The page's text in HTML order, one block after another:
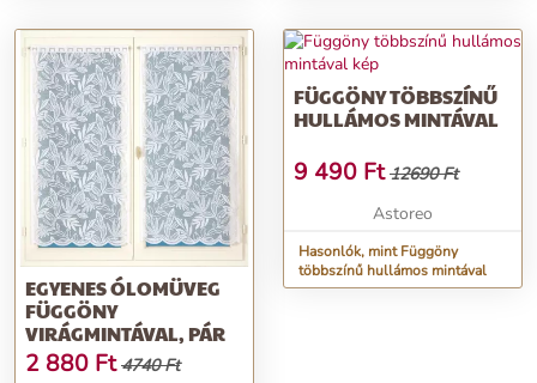
EGYENES ÓLOMÜVEG
FÜGGÖNY
VIRÁGMINTÁVAL, PÁR
2 880 Ft 4740 Ft
FÜGGÖNY TÖBBSZÍNŰ
HULLÁMOS MINTÁVAL
9 490 Ft 12690 Ft
Astoreo
Hasonlók, mint Függöny
többszínű hullámos mintával